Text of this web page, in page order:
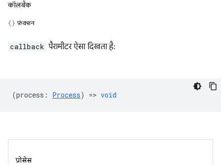
कॉलबैक
फ़ंक्शन
callback पैरामीटर ऐसा दिखता है:
(process : Process) => void
प्रोसेस